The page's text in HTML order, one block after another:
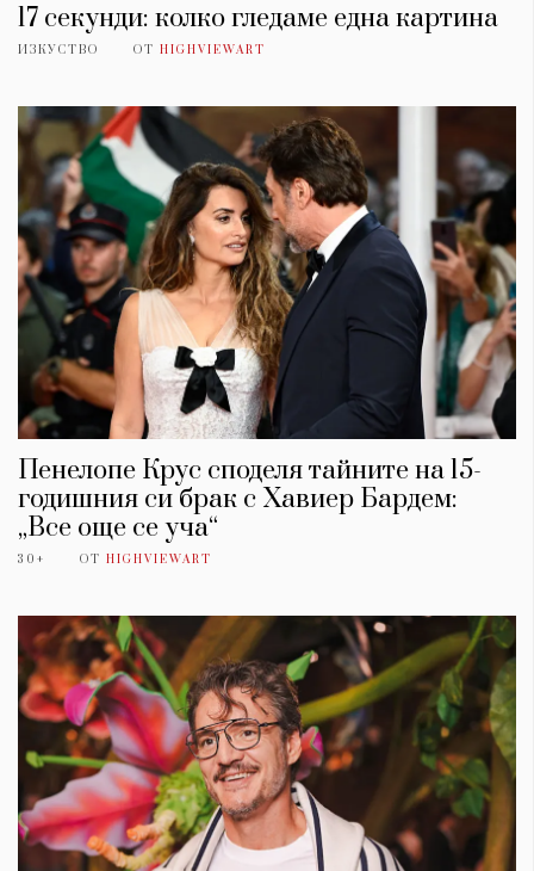
17 секунди: колко гледаме една картина
ИЗКУСТВО ОТ HIGHVIEWART
Пенелопе Крус споделя тайните на 15-
годишния си брак с Хавиер Бардем:
„Все още се уча“
30+ ОТ HIGHVIEWART